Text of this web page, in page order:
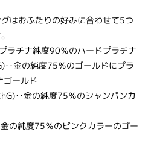
はおふたりの好みに合わせて5つ
ラチナ純度90％のハードプラチナ
金の純度75％のゴールドにプラ
ールド
金の純度75％のシャンパンカ
の純度75％のピンクカラーのゴー